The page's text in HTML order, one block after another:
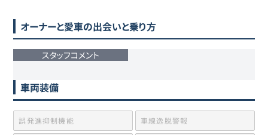
オーナーと愛車の出会いと乗り方
スタッフコメント
車両装備
誤発進抑制機能 車線逸脱警報